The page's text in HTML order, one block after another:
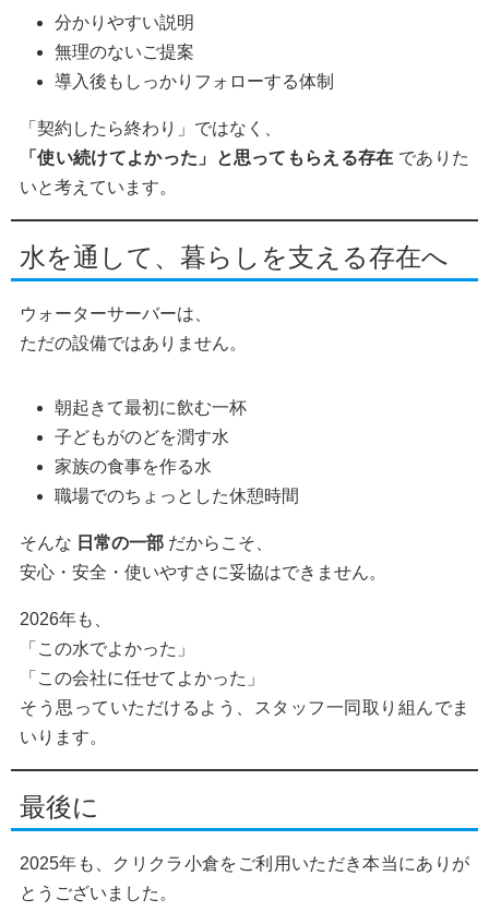
分かりやすい説明
無理のないご提案
導入後もしっかりフォローする体制
「契約したら終わり」ではなく、
「使い続けてよかった」と思ってもらえる存在 でありた
いと考えています。
水を通して、暮らしを支える存在へ
ウォーターサーバーは、
ただの設備ではありません。
朝起きて最初に飲む一杯
子どもがのどを潤す水
家族の食事を作る水
職場でのちょっとした休憩時間
そんな 日常の一部 だからこそ、
安心・安全・使いやすさに妥協はできません。
2026年も、
「この水でよかった」
「この会社に任せてよかった」
そう思っていただけるよう、スタッフ一同取り組んでま
いります。
最後に
2025年も、クリクラ小倉をご利用いただき本当にありが
とうございました。